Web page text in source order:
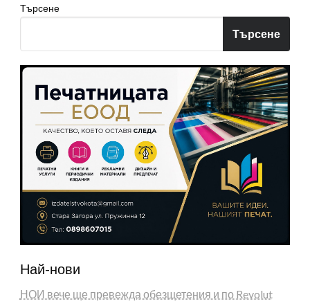
Търсене
Търсене
Най-нови
НОИ вече ще превежда обезщетения и по Revolut